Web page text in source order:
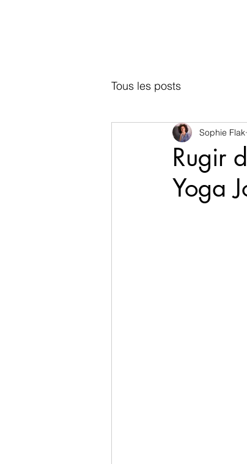
Tous les posts
Rugir
Yoga
Sophie Flak